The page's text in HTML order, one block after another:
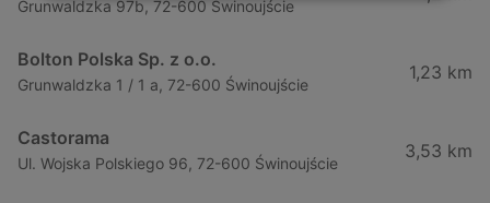
Grunwaldzka 97b, 72-600 Świnoujście
Bolton Polska Sp. z o.o.
Grunwaldzka 1 / 1 a, 72-600 Świnoujście
1,23 km
Castorama
Ul. Wojska Polskiego 96, 72-600 Świnoujście
3,53 km